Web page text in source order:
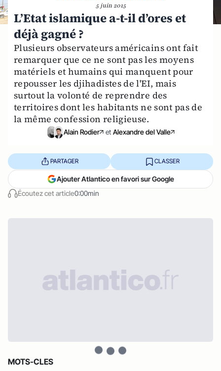
5 juin 2015
L’Etat islamique a-t-il d’ores et
déjà gagné ?
Plusieurs observateurs américains ont fait
remarquer que ce ne sont pas les moyens
matériels et humains qui manquent pour
repousser les djihadistes de l'EI, mais
surtout la volonté de reprendre des
territoires dont les habitants ne sont pas de
la même confession religieuse.
Alain Rodier et Alexandre del Valle
Écoutez cet article0:00min
PARTAGER CLASSER
Ajouter Atlantico en favori sur Google
MOTS-CLES